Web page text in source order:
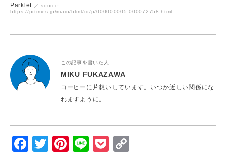
Parklet ／ source:
https://prtimes.jp/main/html/rd/p/000000005.000072758.html
この記事を書いた人
MIKU FUKAZAWA
コーヒーに片想いしています。いつか近しい関係にな
れますように。
Facebook
Twitter
Pinterest
LinePocket